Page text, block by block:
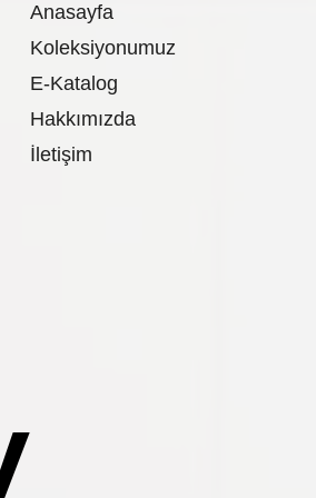
Anasayfa
Koleksiyonumuz
E-Katalog
Hakkımızda
İletişim